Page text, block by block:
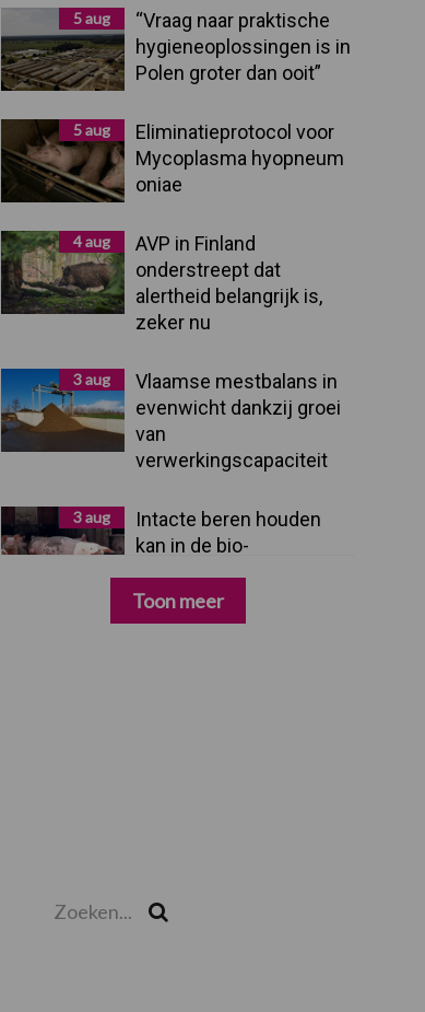
Sidebar5 aug
“Vraag naar praktische
hygieneoplossingen is in
Polen groter dan ooit”
5 aug
Eliminatieprotocol voor
Mycoplasma hyopneum
oniae
4 aug
AVP in Finland
onderstreept dat
alertheid belangrijk is,
zeker nu
3 aug
Vlaamse mestbalans in
evenwicht dankzij groei
van
verwerkingscapaciteit
3 aug
Intacte beren houden
kan in de bio-
varkenshouderij, maar
dan moet alles kloppen
Toon meer